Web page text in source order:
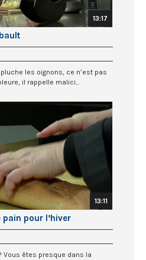
13:17
les oignons, ce n’est pas
il rappelle malici...
13:11
pain pour l’hiver
Vous êtes presque dans la